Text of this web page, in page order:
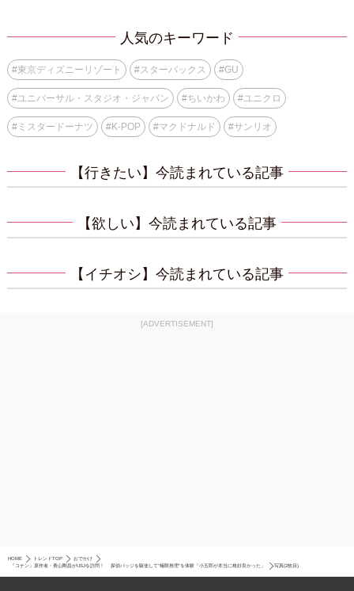
人気のキーワード
#東京ディズニーリゾート #スターバックス #GU
#ユニバーサル・スタジオ・ジャパン #ちいかわ #ユニクロ
#ミスタードーナツ #K-POP #マクドナルド #サンリオ
【行きたい】今読まれている記事
【欲しい】今読まれている記事
【イチオシ】今読まれている記事
[ADVERTISEMENT]
HOME トレンドTOP
おでかけ
『コナン』原作者・青山剛昌がUSJを訪問！ 探偵バッジを駆使して“極限推理”を体験「小五郎が本当に格好良かった」
写真(2枚目)